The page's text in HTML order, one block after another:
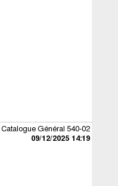
Catalogue Général 540-02
09/12/2025 14:19